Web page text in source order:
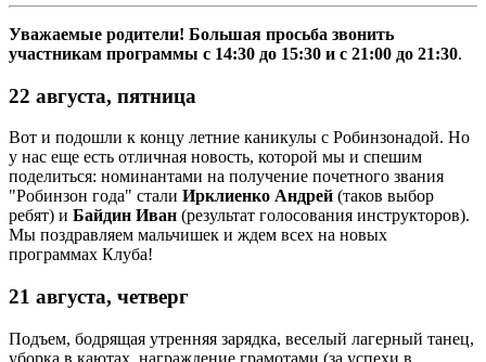
Уважаемые родители! Большая просьба звонить
участникам программы с 14:30 до 15:30 и с 21:00 до 21:30.
22 августа, пятница
Вот и подошли к концу летние каникулы с Робинзонадой. Но
у нас еще есть отличная новость, которой мы и спешим
поделиться: номинантами на получение почетного звания
"Робинзон года" стали Ирклиенко Андрей (таков выбор
ребят) и Байдин Иван (результат голосования инструкторов).
Мы поздравляем мальчишек и ждем всех на новых
программах Клуба!
21 августа, четверг
Подъем, бодрящая утренняя зарядка, веселый лагерный танец,
уборка в каютах, награждение грамотами (за успехи в